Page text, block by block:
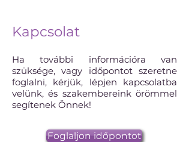
Kapcsolat
Ha további információra van
szüksége, vagy időpontot szeretne
foglalni, kérjük, lépjen kapcsolatba
velünk, és szakembereink örömmel
segítenek Önnek!
Foglaljon időpontot